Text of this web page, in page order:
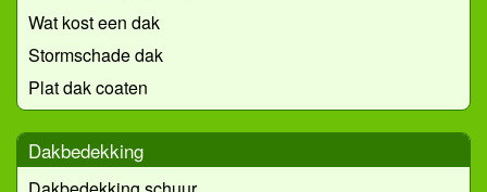
Wat kost een dak
Stormschade dak
Plat dak coaten
Dakbedekking